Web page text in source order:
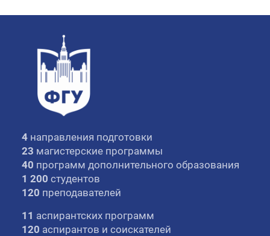
4 направления подготовки
23 магистерские программы
40 программ дополнительного образования
1 200 студентов
120 преподавателей
11 аспирантских программ
120 аспирантов и соискателей